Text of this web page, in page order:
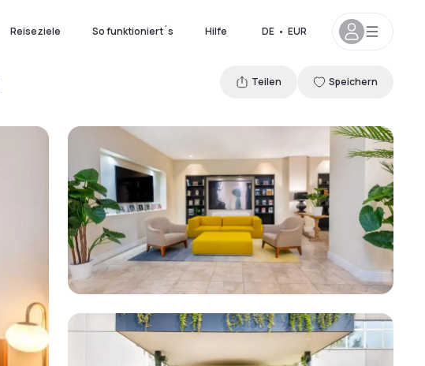
Reiseziele So funktioniert´s Hilfe DE • EUR
Teilen Speichern